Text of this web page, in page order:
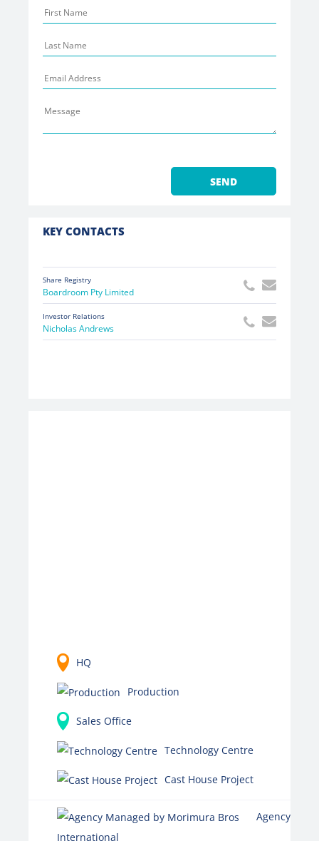
KEY CONTACTS
Share Registry
Boardroom Pty Limited
Investor Relations
Nicholas Andrews
HQ
Production
Sales Office
Technology Centre
Cast House Project
Agency